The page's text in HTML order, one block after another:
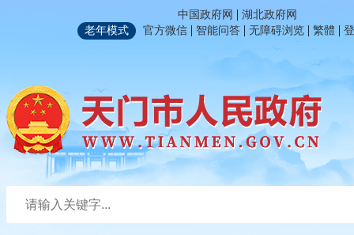
中国政府网 | 湖北政府网
老年模式
官方微信 | 智能问答 | 无障碍浏览 | 繁體 |